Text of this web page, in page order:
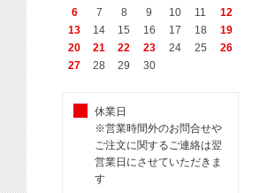
6
7 8 9 10 11
12
13
14 15 16 17 18
19
20
21 22 23 24 25
26
27
28 29 30
休業日
※営業時間外のお問合せや
ご注文に関するご連絡は翌
営業日にさせていただきま
す